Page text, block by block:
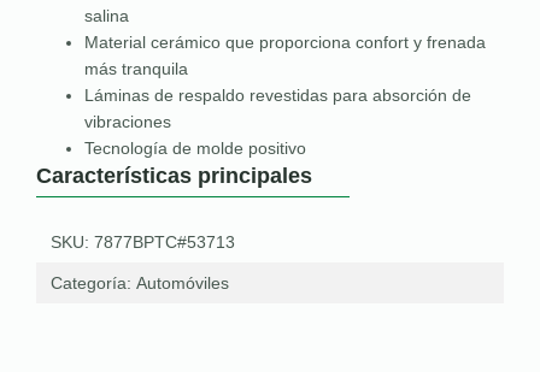
salina
Material cerámico que proporciona confort y frenada
más tranquila
Láminas de respaldo revestidas para absorción de
vibraciones
Tecnología de molde positivo
Características principales
SKU: 7877BPTC#53713
Categoría: Automóviles